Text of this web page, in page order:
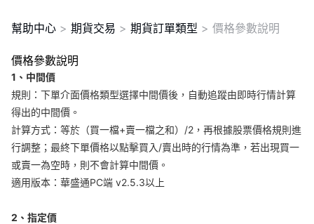
要聞
快訊
美股
港股
新股
幫助中心 > 期貨交易 > 期貨訂單類型 > 價格參數說明
價格參數說明
1、中間價
規則：下單介面價格類型選擇中間價後，自動追蹤由即時行情計算
得出的中間價。
計算方式：等於（買一檔+賣一檔之和）/2，再根據股票價格規則進
行調整；最終下單價格以點擊買入/賣出時的行情為準，若出現買一
或賣一為空時，則不會計算中間價。
適用版本：華盛通PC端 v2.5.3以上
2、指定價